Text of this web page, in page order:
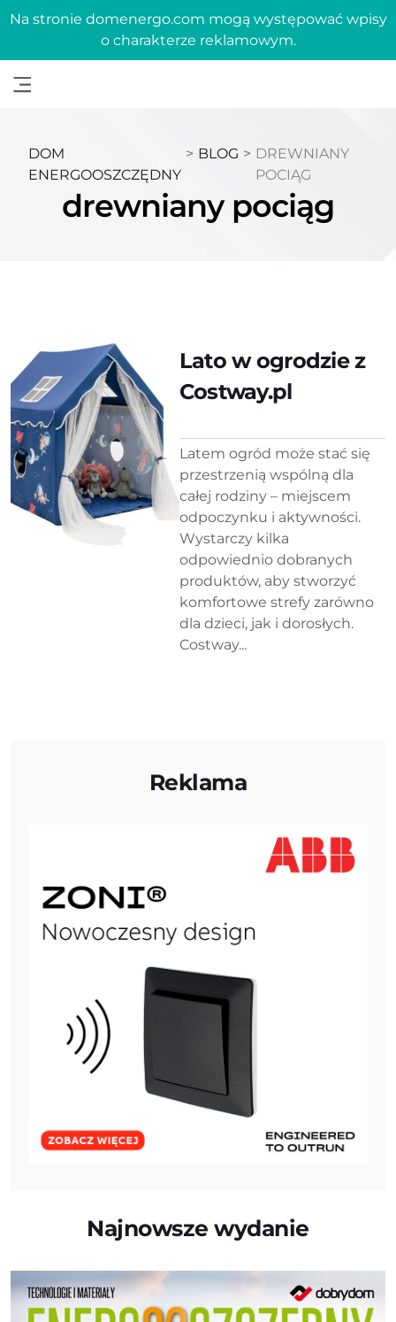
Na stronie domenergo.com mogą występować wpisy
o charakterze reklamowym.
DOM
ENERGOOSZCZĘDNY
> BLOG > DREWNIANY
POCIĄG
drewniany pociąg
Lato w ogrodzie z
Costway.pl
Latem ogród może stać się
przestrzenią wspólną dla
całej rodziny – miejscem
odpoczynku i aktywności.
Wystarczy kilka
odpowiednio dobranych
produktów, aby stworzyć
komfortowe strefy zarówno
dla dzieci, jak i dorosłych.
Costway...
Reklama
Najnowsze wydanie